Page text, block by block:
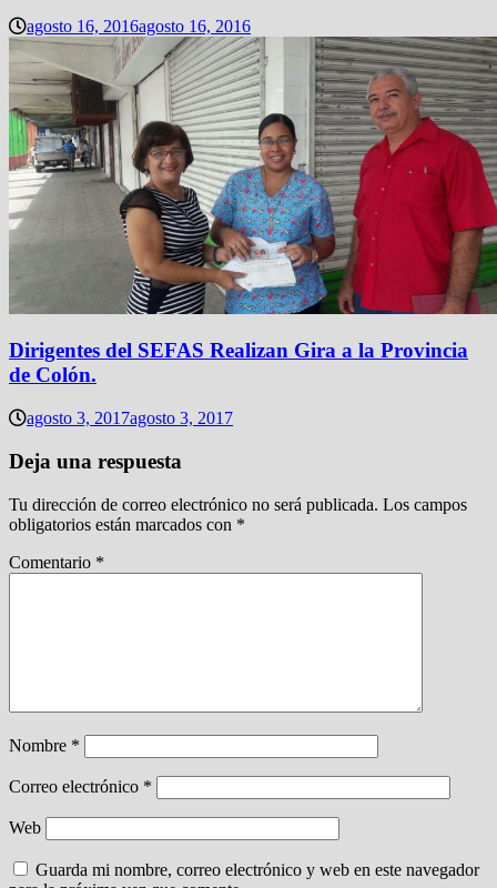
agosto 16, 2016agosto 16, 2016
Dirigentes del SEFAS Realizan Gira a la Provincia
de Colón.
agosto 3, 2017agosto 3, 2017
Deja una respuesta
Tu dirección de correo electrónico no será publicada. Los campos
obligatorios están marcados con *
Comentario *
Nombre *
Correo electrónico *
Web
Guarda mi nombre, correo electrónico y web en este navegador